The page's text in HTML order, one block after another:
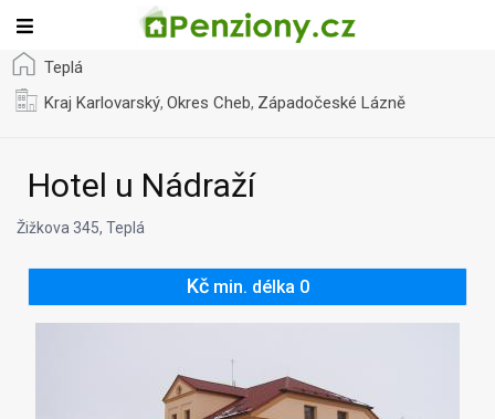
Teplá
Kraj Karlovarský, Okres Cheb, Západočeské Lázně
Hotel u Nádraží
Žižkova 345, Teplá
Kč min. délka 0